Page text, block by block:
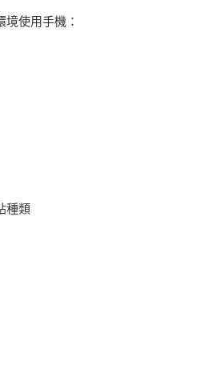
使用手機：
種類